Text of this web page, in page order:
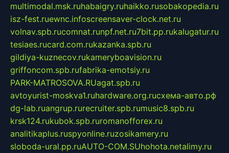
multimodal.msk.ruhabaigry.ruhaikko.rusobakopedia.ru
isz-fest.ruewnc.infoscreensaver-clock.net.ru
volnav.spb.rucomnat.runpf.net.ru7bit.pp.rukalugatur.ru
tesiaes.rucard.com.rukazanka.spb.ru
gildiya-kuznecov.rukameryboavision.ru
griffoncom.spb.rufabrika-emotsiy.ru
PARK-MATROSOVA.RUagat.spb.ru
avtoyurist-moskva1.ruhardware.org.ruсхема-авто.рф
dg-lab.ruangrup.rurecruiter.spb.rumusic8.spb.ru
krsk124.rukubok.spb.ruromanofforex.ru
analitikaplus.ruspyonline.ruzosikamery.ru
sloboda-ural.pp.ruAUTO-COM.SUhohota.netalimy.ru